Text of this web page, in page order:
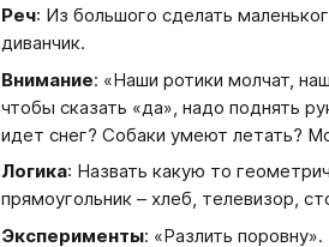
Реч: Из большого сделать
диванчик.
Внимание: «Наши ротики молчат,
чтобы сказать «да», надо поднять
идет снег? Собаки умеют летать?
Логика: Назвать какую то
прямоугольник – хлеб, телевизор,
Эксперименты: «Разлить